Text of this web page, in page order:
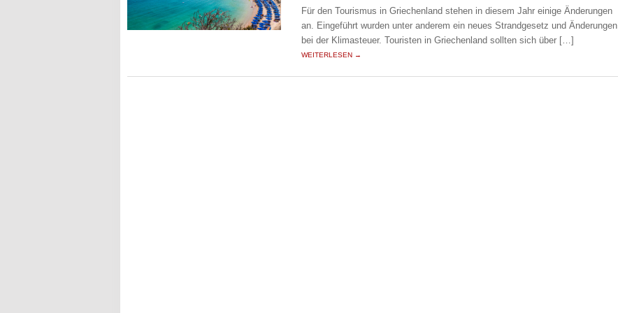
Für den Tourismus in Griechenland stehen in diesem Jahr einige Änderungen
an. Eingeführt wurden unter anderem ein neues Strandgesetz und Änderungen
bei der Klimasteuer. Touristen in Griechenland sollten sich über […]
WEITERLESEN →